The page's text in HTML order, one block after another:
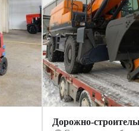
Дорожно-